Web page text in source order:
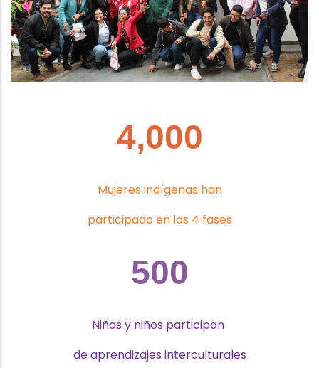
4,000
Mujeres indígenas han
participado en las 4 fases
500
Niñas y niños participan
de aprendizajes interculturales